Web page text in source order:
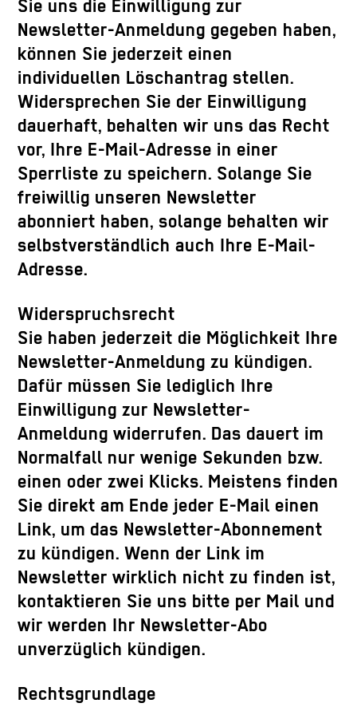
Sie uns die Einwilligung zur
Newsletter-Anmeldung gegeben haben,
können Sie jederzeit einen
individuellen Löschantrag stellen.
Widersprechen Sie der Einwilligung
dauerhaft, behalten wir uns das Recht
vor, Ihre E-Mail-Adresse in einer
Sperrliste zu speichern. Solange Sie
freiwillig unseren Newsletter
abonniert haben, solange behalten wir
selbstverständlich auch Ihre E-Mail-
Adresse.
Widerspruchsrecht
Sie haben jederzeit die Möglichkeit Ihre
Newsletter-Anmeldung zu kündigen.
Dafür müssen Sie lediglich Ihre
Einwilligung zur Newsletter-
Anmeldung widerrufen. Das dauert im
Normalfall nur wenige Sekunden bzw.
einen oder zwei Klicks. Meistens finden
Sie direkt am Ende jeder E-Mail einen
Link, um das Newsletter-Abonnement
zu kündigen. Wenn der Link im
Newsletter wirklich nicht zu finden ist,
kontaktieren Sie uns bitte per Mail und
wir werden Ihr Newsletter-Abo
unverzüglich kündigen.
Rechtsgrundlage